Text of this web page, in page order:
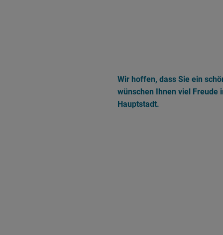
Wir hoffen, dass Sie ein
wünschen Ihnen viel Freude
Hauptstadt.